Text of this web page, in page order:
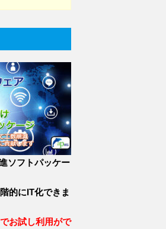
ソフトパッケー
的にIT化できま
お試し利用がで